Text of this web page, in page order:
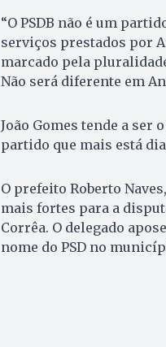
“O PSDB não é um
serviços prestados por
marcado pela
Não será diferente em
João Gomes tende a ser
partido que mais está
O prefeito Roberto
mais fortes para a
Corrêa. O delegado
nome do PSD no